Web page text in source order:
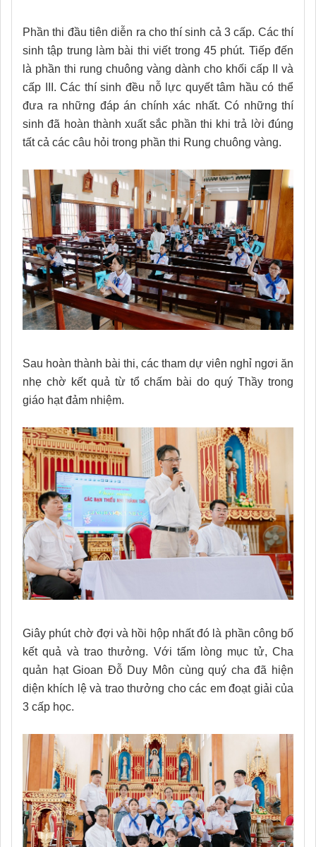
Phần thi đầu tiên diễn ra cho thí sinh cả 3 cấp. Các thí
sinh tập trung làm bài thi viết trong 45 phút. Tiếp đến
là phần thi rung chuông vàng dành cho khối cấp II và
cấp III. Các thí sinh đều nỗ lực quyết tâm hầu có thể
đưa ra những đáp án chính xác nhất. Có những thí
sinh đã hoàn thành xuất sắc phần thi khi trả lời đúng
tất cả các câu hỏi trong phần thi Rung chuông vàng.
Sau hoàn thành bài thi, các tham dự viên nghỉ ngơi ăn
nhẹ chờ kết quả từ tổ chấm bài do quý Thầy trong
giáo hạt đảm nhiệm.
Giây phút chờ đợi và hồi hộp nhất đó là phần công bố
kết quả và trao thưởng. Với tấm lòng mục tử, Cha
quản hạt Gioan Đỗ Duy Môn cùng quý cha đã hiện
diện khích lệ và trao thưởng cho các em đoạt giải của
3 cấp học.